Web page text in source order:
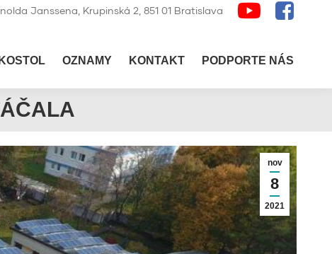
Janssena, Krupinská 2, 851 01 Bratislava
KOSTOL OZNAMY KONTAKT PODPORTE NÁS
nov
8
2021